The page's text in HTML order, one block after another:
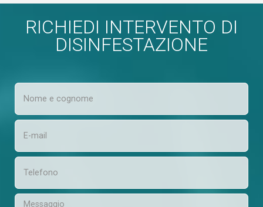
RICHIEDI INTERVENTO DI
DISINFESTAZIONE